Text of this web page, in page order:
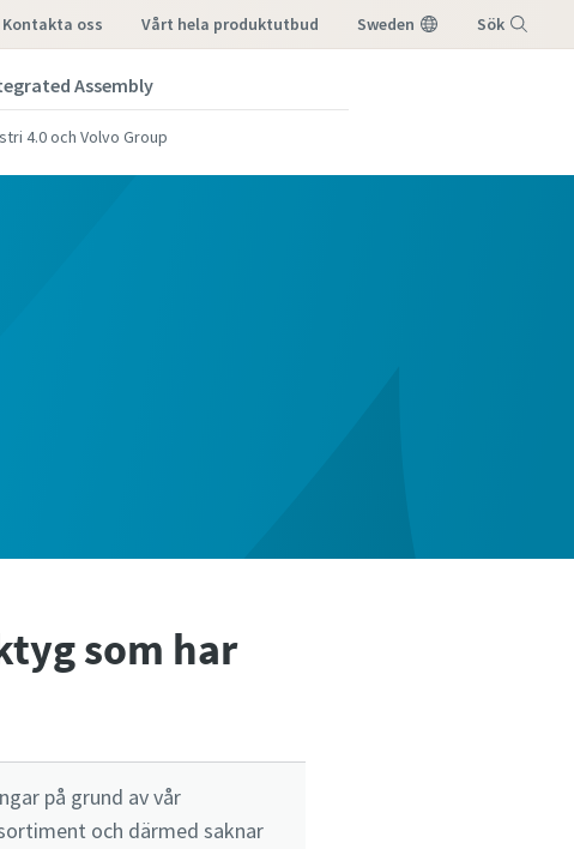
kontakta oss vårt hela produktutbud Sweden Sök
Assembly
4.0 och Volvo Group
som har
på grund av vår
och därmed saknar